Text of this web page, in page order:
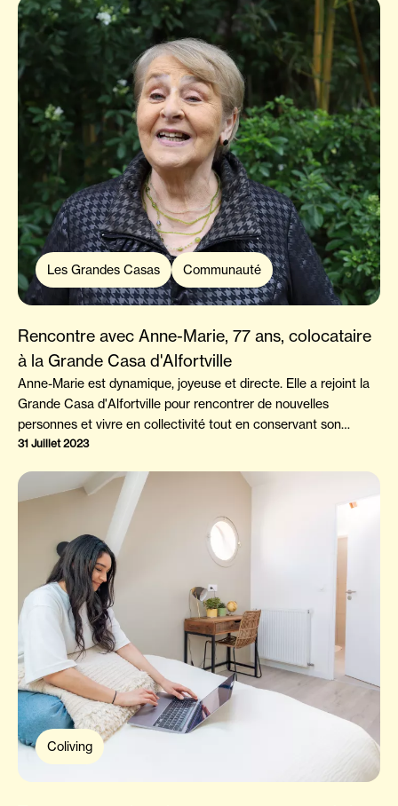
Les Grandes Casas Communauté
Rencontre avec Anne-Marie, 77 ans, colocataire
à la Grande Casa d'Alfortville
Anne-Marie est dynamique, joyeuse et directe. Elle a rejoint la
Grande Casa d'Alfortville pour rencontrer de nouvelles
personnes et vivre en collectivité tout en conservant son
autonomie. Avec son franc parler, Anne-Marie nous raconte sa
l'habitat partagé des Grandes Casas. Découvrez son
témoignage.
31 Juillet 2023
Coliving